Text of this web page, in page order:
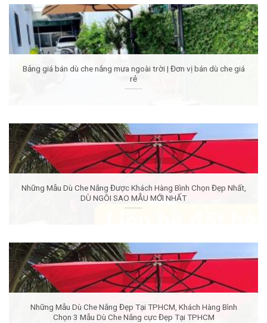
Bảng giá bán dù che nắng mưa ngoài trời | Đơn vị bán dù che giá
rẻ
Những Mẫu Dù Che Nắng Được Khách Hàng Bình Chọn Đẹp Nhất,
DÙ NGÔI SAO MẪU MỚI NHẤT
Những Mẫu Dù Che Nắng Đẹp Tại TPHCM, Khách Hàng Bình
Chọn 3 Mẫu Dù Che Nắng cực Đẹp Tại TPHCM